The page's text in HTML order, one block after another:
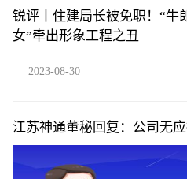
锐评丨住建局长被免职！“牛
女”牵出形象工程之丑
2023-08-30
江苏神通董秘回复：公司无